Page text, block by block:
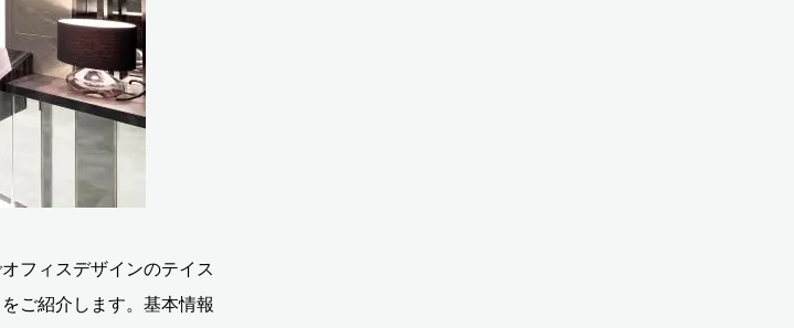
フィスデザインのテイス
ご紹介します。基本情報